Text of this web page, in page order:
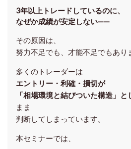
3年以上トレードしているのに、
なぜか成績が安定しない——
その原因は、
努力不足でも、才能不足でもあり
多くのトレーダーは
エントリー・利確・損切が
「相場環境と結びついた構造」
まま
判断してしまっています。
本セミナーでは、